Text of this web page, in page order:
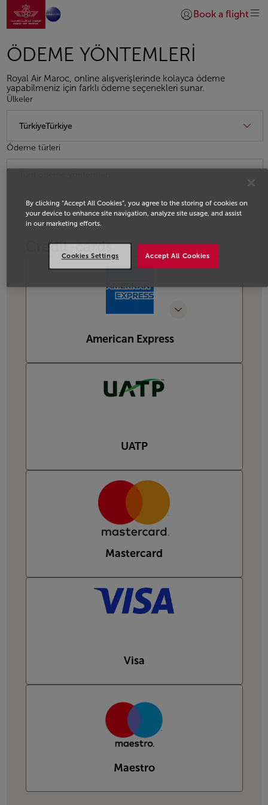
Skip to Main Content
Ana sayfaya gitGiriş yap | Katıl)
Book a flight
ÖDEME YÖNTEMLERI
Royal Air Maroc, online alışverişlerinde kolayca ödeme
yapabilmeniz için farklı ödeme seçenekleri sunar.
Ülkeler
Ödeme türleri
Credit-cards
American Express
UATP
Mastercard
Visa
Maestro
By clicking “Accept All Cookies”, you agree to the storing of cookies on
your device to enhance site navigation, analyze site usage, and assist
in our marketing efforts.
Accept All Cookies
Cookies Settings